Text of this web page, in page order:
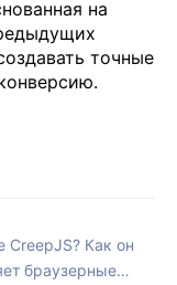
на
точные
CreepJS? Как он
браузерные